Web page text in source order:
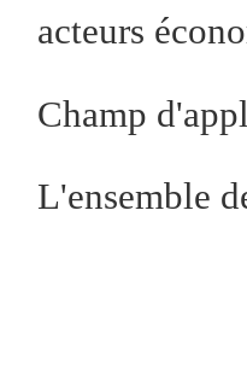
acteurs
Champ
L'ensemble